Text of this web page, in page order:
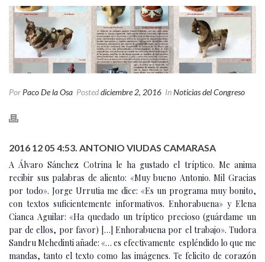
Por Paco De la Osa Posteddiciembre 2, 2016 InNoticias del Congreso
2016 12 05 4:53. ANTONIO VIUDAS CAMARASA
A Álvaro Sánchez Cotrina le ha gustado el tríptico. Me anima
recibir sus palabras de aliento: «Muy bueno Antonio. Mil Gracias
por todo». Jorge Urrutia me dice: «Es un programa muy bonito,
con textos suficientemente informativos. Enhorabuena» y Elena
Cianca Aguilar: «Ha quedado un tríptico precioso (guárdame un
par de ellos, por favor) […] Enhorabuena por el trabajo». Tudora
Sandru Mehedinti añade: «… es efectivamente espléndido lo que me
mandas, tanto el texto como las imágenes. Te felicito de corazón